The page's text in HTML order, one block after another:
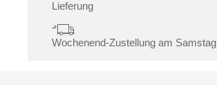
Lieferung
Wochenend-Zustellung am Samstag